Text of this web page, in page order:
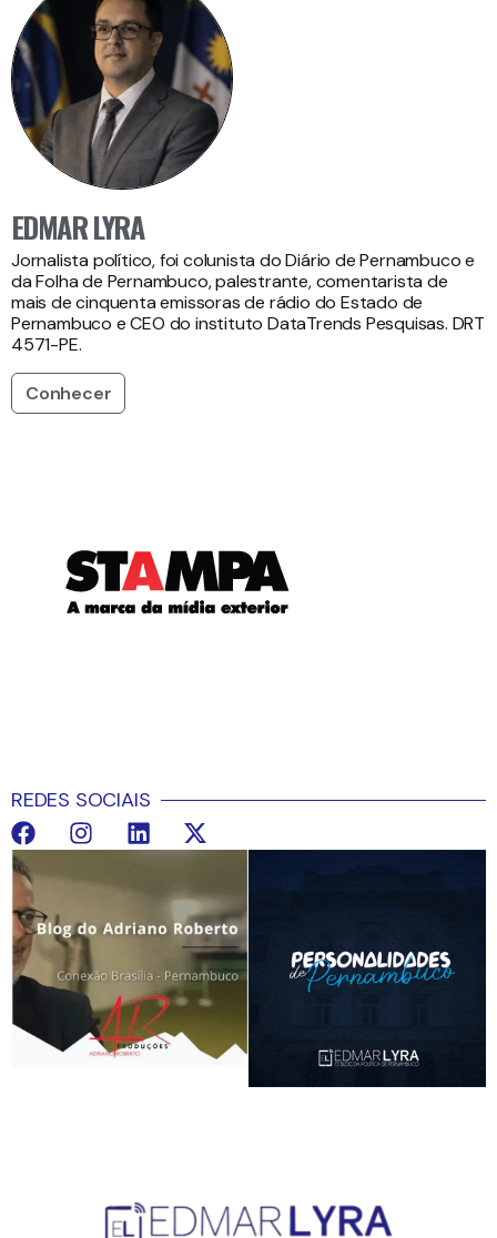
EDMAR LYRA
Jornalista político, foi colunista do Diário de Pernambuco e
da Folha de Pernambuco, palestrante, comentarista de
mais de cinquenta emissoras de rádio do Estado de
Pernambuco e CEO do instituto DataTrends Pesquisas. DRT
4571-PE.
Conhecer
REDES SOCIAIS